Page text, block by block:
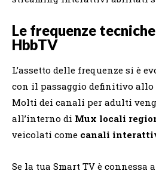
Le frequenze
HbbTV
L’assetto delle frequenze si è
con il passaggio definitivo allo
Molti dei canali per adulti
all’interno di Mux locali
veicolati come canali
Se la tua Smart TV è connessa